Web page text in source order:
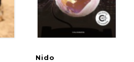
Nido